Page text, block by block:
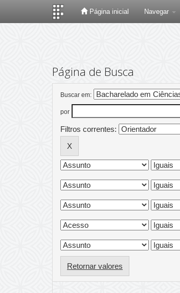
Página inicial Navegar
Página de Busca
Buscar em:
por
Filtros correntes:
Retornar valores